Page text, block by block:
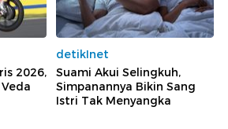
2026,
detikInet
Suami Akui Selingkuh,
Simpanannya Bikin Sang
Istri Tak Menyangka